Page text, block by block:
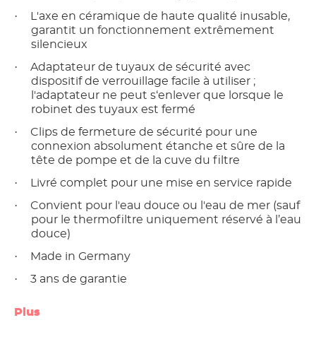
·
L'axe en céramique de haute qualité inusable,
garantit un fonctionnement extrêmement
silencieux
·
Adaptateur de tuyaux de sécurité avec
dispositif de verrouillage facile à utiliser ;
l'adaptateur ne peut s‘enlever que lorsque le
robinet des tuyaux est fermé
·
Clips de fermeture de sécurité pour une
connexion absolument étanche et sûre de la
tête de pompe et de la cuve du filtre
· Livré complet pour une mise en service rapide
·
Convient pour l'eau douce ou l'eau de mer (sauf
pour le thermofiltre uniquement réservé à l’eau
douce)
· Made in Germany
· 3 ans de garantie
Plus